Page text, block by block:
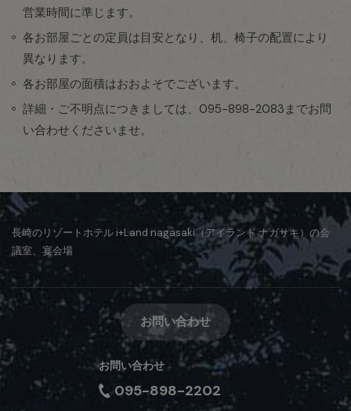
営業時間に準じます。
各お部屋ごとの定員は目安となり、机、椅子の配置により
異なります。
各お部屋の面積はおおよそでございます。
詳細・ご不明点につきましては、095-898-2083までお問
い合わせくださいませ。
長崎のリゾートホテル i+Land nagasaki（アイランド ナガサキ）の会
議室、宴会場
お問い合わせ
お問い合わせ
095-898-2202